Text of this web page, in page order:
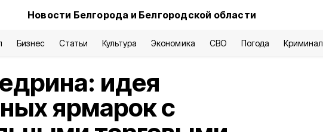
Новости Белгорода и Белгородской области
Бизнес Статьи Культура Экономика СВО Погода Криминал
идея
ярмарок с